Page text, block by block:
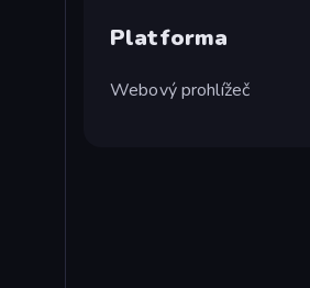
Platforma
Webový prohlížeč